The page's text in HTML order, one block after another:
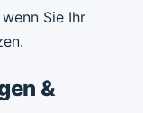
Sie Ihr
&